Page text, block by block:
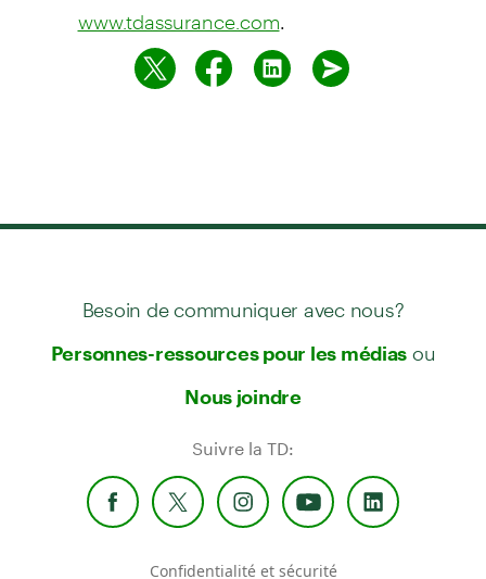
www.tdassurance.com
Besoin de communiquer avec nous?
Personnes-ressources pour les médias ou
Nous joindre
Suivre la TD:
Confidentialité et sécurité